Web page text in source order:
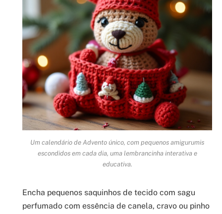
Um calendário de Advento único, com pequenos amigurumis
escondidos em cada dia, uma lembrancinha interativa e
educativa.
Encha pequenos saquinhos de tecido com sagu
perfumado com essência de canela, cravo ou pinho